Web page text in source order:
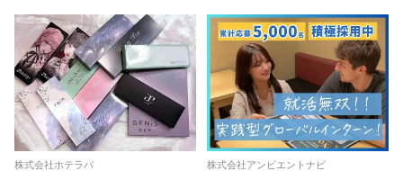
株式会社ホテラバ 株式会社アンビエントナビ